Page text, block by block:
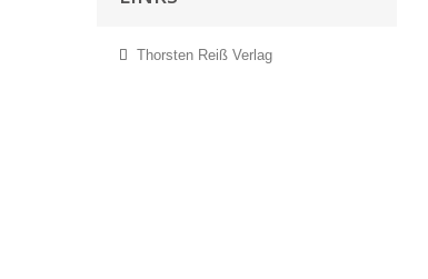
Thorsten Reiß Verlag